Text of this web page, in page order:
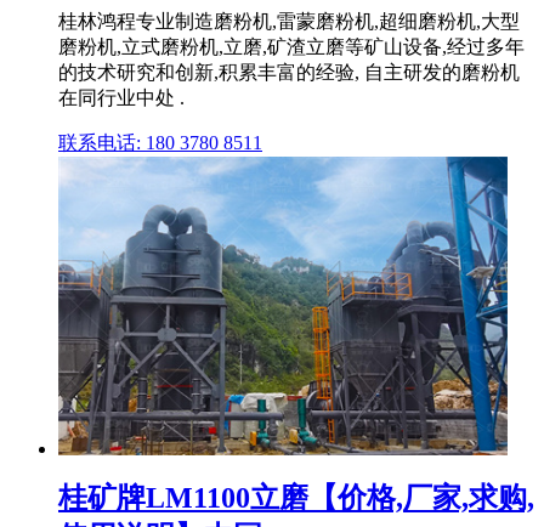
桂林鸿程专业制造磨粉机,雷蒙磨粉机,超细磨粉机,大型
磨粉机,立式磨粉机,立磨,矿渣立磨等矿山设备,经过多年
的技术研究和创新,积累丰富的经验, 自主研发的磨粉机
在同行业中处 .
联系电话: 180 3780 8511
桂矿牌LM1100立磨【价格,厂家,求购,